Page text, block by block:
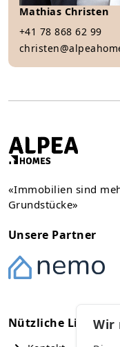
Mathias Christen
+41 78 868 62 99
«Immobilien sind
Grundstücke»
Unsere Partner
Nützliche LinksWir